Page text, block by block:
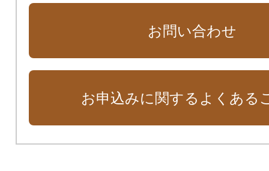
お問い合わせ
お申込みに関するよくある